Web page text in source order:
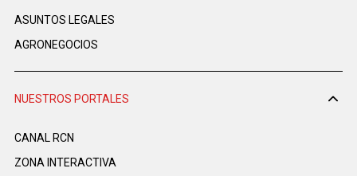
ASUNTOS LEGALES
AGRONEGOCIOS
NUESTROS PORTALES
CANAL RCN
ZONA INTERACTIVA